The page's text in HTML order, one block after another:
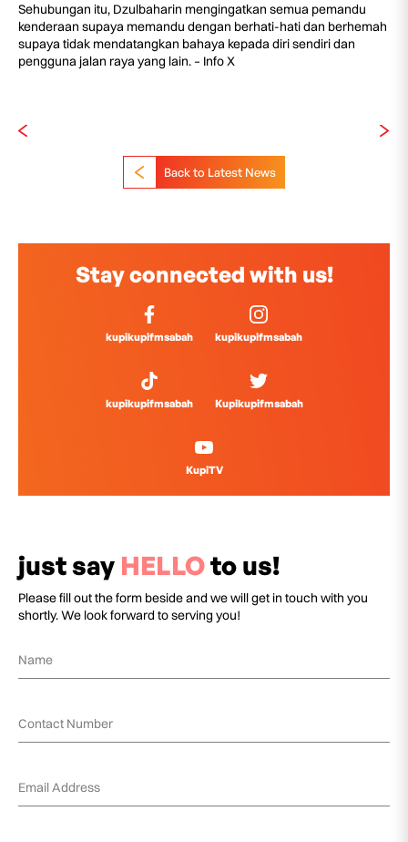
Sehubungan itu, Dzulbaharin mengingatkan semua pemandu
kenderaan supaya memandu dengan berhati-hati dan berhemah
supaya tidak mendatangkan bahaya kepada diri sendiri dan
pengguna jalan raya yang lain. – Info X
Back to Latest News
Stay connected with us!
kupikupifmsabah kupikupifmsabah
kupikupifmsabah Kupikupifmsabah
KupiTV
just say HELLOto us!
Please fill out the form beside and we will get in touch with you
shortly. We look forward to serving you!